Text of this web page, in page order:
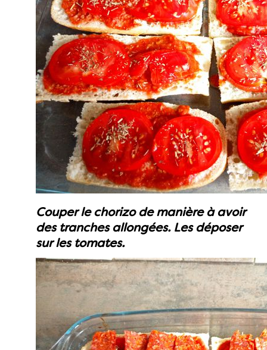
Couper le chorizo de manière à avoir
des tranches allongées. Les déposer
sur les tomates.